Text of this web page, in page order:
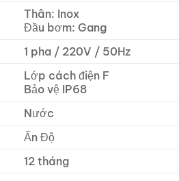
Thân: Inox
Đầu bơm: Gang
1 pha / 220V / 50Hz
Lớp cách điện F
Bảo vệ IP68
Nước
Ấn Độ
12 tháng